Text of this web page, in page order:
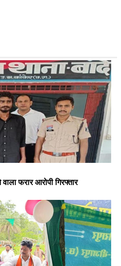
फरार आरोपी गिरफ्तार